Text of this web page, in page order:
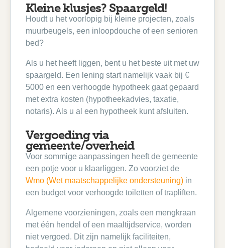
Kleine klusjes? Spaargeld!
Houdt u het voorlopig bij kleine projecten, zoals
muurbeugels, een inloopdouche of een senioren
bed?
Als u het heeft liggen, bent u het beste uit met uw
spaargeld. Een lening start namelijk vaak bij €
5000 en een verhoogde hypotheek gaat gepaard
met extra kosten (hypotheekadvies, taxatie,
notaris). Als u al een hypotheek kunt afsluiten.
Vergoeding via
gemeente/overheid
Voor sommige aanpassingen heeft de gemeente
een potje voor u klaarliggen. Zo voorziet de
Wmo (Wet maatschappelijke ondersteuning) in
een budget voor verhoogde toiletten of trapliften.
Algemene voorzieningen, zoals een mengkraan
met één hendel of een maaltijdservice, worden
niet vergoed. Dit zijn namelijk faciliteiten,